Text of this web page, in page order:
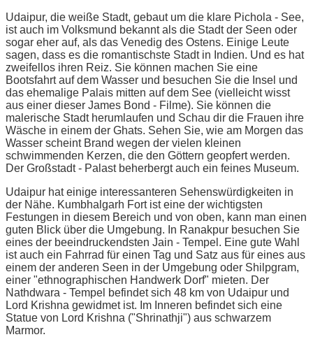
Udaipur, die weiße Stadt, gebaut um die klare Pichola - See,
ist auch im Volksmund bekannt als die Stadt der Seen oder
sogar eher auf, als das Venedig des Ostens. Einige Leute
sagen, dass es die romantischste Stadt in Indien. Und es hat
zweifellos ihren Reiz. Sie können machen Sie eine
Bootsfahrt auf dem Wasser und besuchen Sie die Insel und
das ehemalige Palais mitten auf dem See (vielleicht wisst
aus einer dieser James Bond - Filme). Sie können die
malerische Stadt herumlaufen und Schau dir die Frauen ihre
Wäsche in einem der Ghats. Sehen Sie, wie am Morgen das
Wasser scheint Brand wegen der vielen kleinen
schwimmenden Kerzen, die den Göttern geopfert werden.
Der Großstadt - Palast beherbergt auch ein feines Museum.
Udaipur hat einige interessanteren Sehenswürdigkeiten in
der Nähe. Kumbhalgarh Fort ist eine der wichtigsten
Festungen in diesem Bereich und von oben, kann man einen
guten Blick über die Umgebung. In Ranakpur besuchen Sie
eines der beeindruckendsten Jain - Tempel. Eine gute Wahl
ist auch ein Fahrrad für einen Tag und Satz aus für eines aus
einem der anderen Seen in der Umgebung oder Shilpgram,
einer "ethnographischen Handwerk Dorf" mieten. Der
Nathdwara - Tempel befindet sich 48 km von Udaipur und
Lord Krishna gewidmet ist. Im Inneren befindet sich eine
Statue von Lord Krishna ("Shrinathji") aus schwarzem
Marmor.